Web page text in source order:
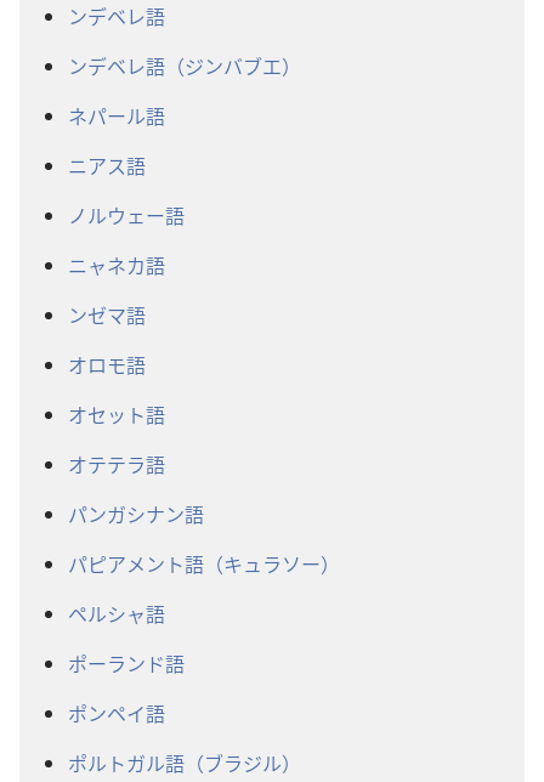
ンデベレ語
ンデベレ語（ジンバブエ）
ネパール語
ニアス語
ノルウェー語
ニャネカ語
ンゼマ語
オロモ語
オセット語
オテテラ語
パンガシナン語
パピアメント語（キュラソー）
ペルシャ語
ポーランド語
ポンペイ語
ポルトガル語（ブラジル）